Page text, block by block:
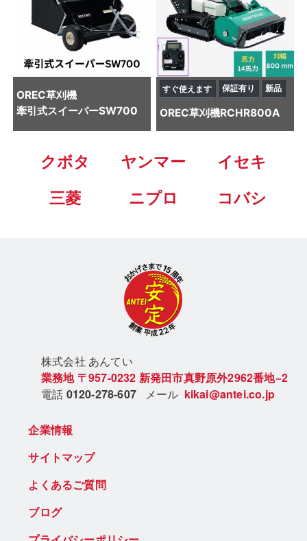
OREC草刈機
牽引式スイーパーSW700
すぐ使えます 保証有り 新品
OREC草刈機RCHR800A
クボタ ヤンマー
イセキ
三菱
ニプロ コバシ
株式会社 あんてい
業務地 〒957-0232 新発田市真野原外2962番地−2
電話 0120-278-607 メール kikai@antei.co.jp
企業情報
サイトマップ
よくあるご質問
ブログ